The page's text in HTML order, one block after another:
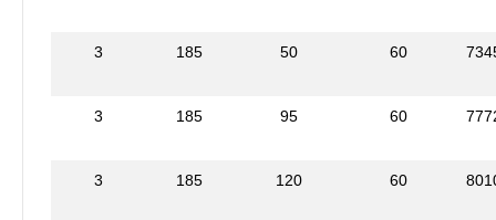
3 185 50 60
3 185 95 60
3 185 120 60